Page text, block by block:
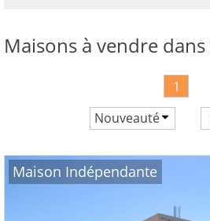
Maisons à vendre
1
Nouveauté
Prix décroissant
Nouveauté
Maison Indépendante
tous